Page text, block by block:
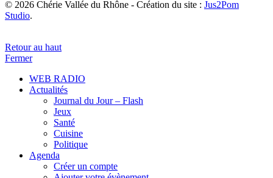
© 2026 Chérie Vallée du Rhône - Création du site : Jus2Pom
Studio.
Retour au haut
Fermer
WEB RADIO
Actualités
Journal du Jour – Flash
Jeux
Santé
Cuisine
Politique
Agenda
Créer un compte